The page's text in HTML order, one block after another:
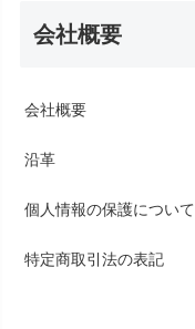
会社概要
会社概要
沿革
個人情報の保護について
特定商取引法の表記